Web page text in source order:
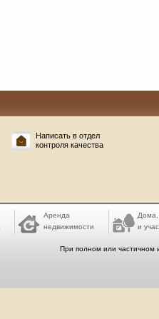
Написать в отдел
контроля качества
Аренда
недвижимости
Дома,
и
При полном или частичном